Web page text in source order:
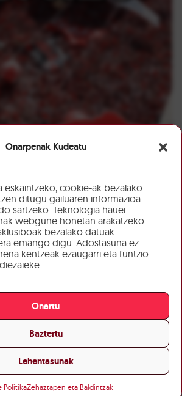
Onarpenak Kudeatu
eskaintzeko, cookie-ak bezalako
ditugu gailuaren informazioa
sartzeko. Teknologia hauei
webgune honetan arakatzeko
bezalako datuak
emango digu. Adostasuna ez
kentzeak ezaugarri eta funtzio
Onartu
Baztertu
Lehentasunak
PolitikaZehaztapen eta Baldintzak